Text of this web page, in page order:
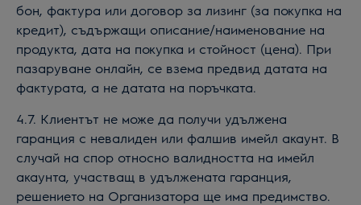
бон, фактура или договор за лизинг (за покупка на
кредит), съдържащи описание/наименование на
продукта, дата на покупка и стойност (цена). При
пазаруване онлайн, се взема предвид датата на
фактурата, а не датата на поръчката.
4.7. Клиентът не може да получи удължена
гаранция с невалиден или фалшив имейл акаунт. В
случай на спор относно валидността на имейл
акаунта, участващ в удължената гаранция,
решението на Организатора ще има предимство.